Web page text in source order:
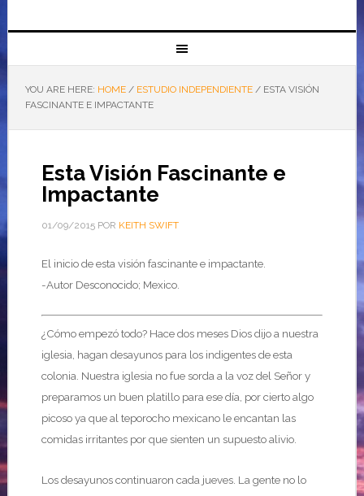
YOU ARE HERE: HOME / ESTUDIO INDEPENDIENTE /ESTA VISIÓN
FASCINANTE E IMPACTANTE
Esta Visión Fascinante e
Impactante
01/09/2015POR KEITH SWIFT
El inicio de esta visión fascinante e impactante.
-Autor Desconocido; Mexico.
¿Cómo empezó todo? Hace dos meses Dios dijo a nuestra
iglesia, hagan desayunos para los indigentes de esta
colonia. Nuestra iglesia no fue sorda a la voz del Señor y
preparamos un buen platillo para ese día, por cierto algo
picoso ya que al teporocho mexicano le encantan las
comidas irritantes por que sienten un supuesto alivio.
Los desayunos continuaron cada jueves. La gente no lo